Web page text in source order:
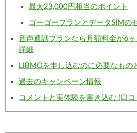
最大23,000円相当のポイント
ゴーゴープランとデータSIMの
音声通話プランなら月額料金が6
詳細
LIBMOを申し込むのに必要なもの
過去のキャンペーン情報
コメントと実体験を書き込む (口